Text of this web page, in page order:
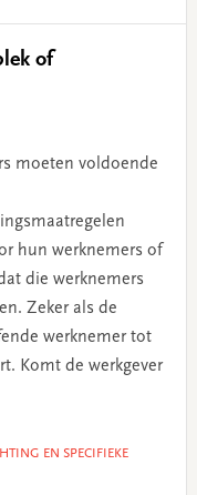
of
moeten voldoende
hun werknemers of
die werknemers
Zeker als de
werknemer tot
Komt de werkgever
EN SPECIFIEKE